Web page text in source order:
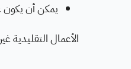
يمكن أن يكون
الأعمال التقليدية